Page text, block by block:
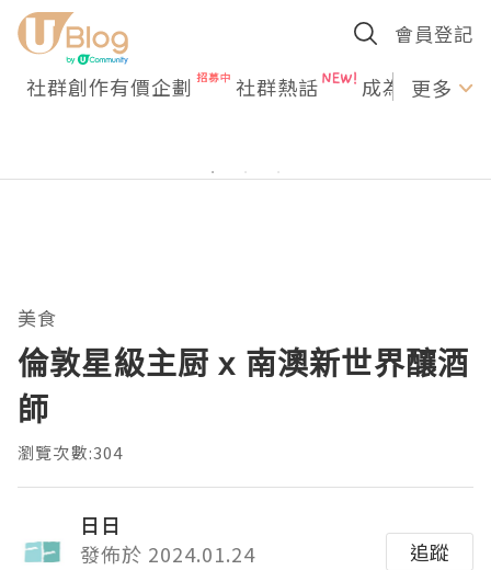
會員登記
社群創作有價企劃 社群熱話 成為U更多
美食
倫敦星級主厨 x 南澳新世界釀酒
師
瀏覽次數:304
日日
發佈於 2024.01.24
追蹤